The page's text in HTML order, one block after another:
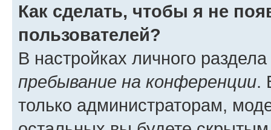
Как сделать, чтобы я не
пользователей?
В настройках личного
пребывание на конференции.
только администраторам,